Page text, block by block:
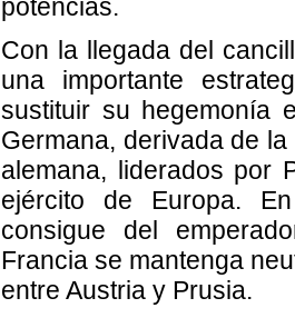
potencias.
Con la llegada del
una importante
sustituir su hegemonía
Germana, derivada de
alemana, liderados por
ejército de Europa.
consigue del
Francia se mantenga
entre Austria y Prusia.